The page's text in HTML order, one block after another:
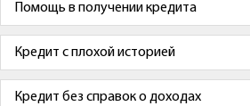
Помощь в получении кредита
Кредит с плохой историей
Кредит без справок о доходах